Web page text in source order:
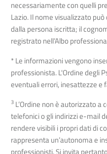
necessariamente con quelli
Lazio. Il nome visualizzato
dalla persona iscritta; il
registrato nell’Albo
* Le informazioni vengono
professionista. L'Ordine degli
eventuali errori, inesattezze
3 L’Ordine non è autorizzato
telefonici o gli indirizzi e-mail
rendere visibili i propri dati di
rappresenta un’autonoma e
professionisti. Si invita